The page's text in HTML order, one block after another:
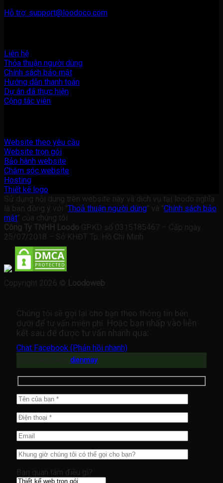
Hỗ trợ: support@loodoco.com
Liên hệ
Thỏa thuận người dùng
Chính sách bảo mật
Hướng dẫn thanh toán
Dự án đã thực hiện
Cộng tác viên
Website theo yêu cầu
Website trọn gói
Bảo hành website
Chăm sóc website
Hosting
Thiết kế logo
Sử dụng nội dung trên website này và dịch vụ tại loodo nghĩa
là bạn đồng ý với "Thoả thuận người dùng" và "Chính sách bảo
mật" của chúng tôi.
Công Ty TNHH Loodo GPKD số 0315185467 – Cấp ngày
25/07/2018 – Sở KHĐT Tp. Hồ Chí Minh.
Copyright 2026 © Loodoweb
Chúng tôi sẽ gọi lại cho bạn theo thông tin bên
dưới để tư vấn miễn phí. Hoặc bạn nhấp vào liên
kết sau để được tư vấn nhanh qua:
Chat Facebook (Phản hồi nhanh)
dienmay
Bạn quan tâm điều gì?